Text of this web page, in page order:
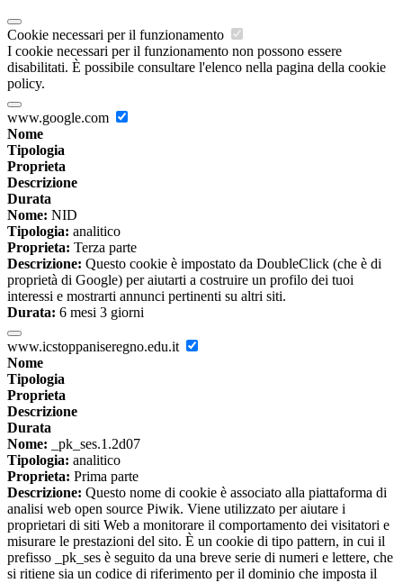
Cookie necessari per il funzionamento
I cookie necessari per il funzionamento non possono essere
disabilitati. È possibile consultare l'elenco nella pagina della cookie
policy.
www.google.com
Nome
Tipologia
Proprieta
Descrizione
Durata
Nome: NID
Tipologia: analitico
Proprieta: Terza parte
Descrizione: Questo cookie è impostato da DoubleClick (che è di
proprietà di Google) per aiutarti a costruire un profilo dei tuoi
interessi e mostrarti annunci pertinenti su altri siti.
Durata: 6 mesi 3 giorni
www.icstoppaniseregno.edu.it
Nome
Tipologia
Proprieta
Descrizione
Durata
Nome: _pk_ses.1.2d07
Tipologia: analitico
Proprieta: Prima parte
Descrizione: Questo nome di cookie è associato alla piattaforma di
analisi web open source Piwik. Viene utilizzato per aiutare i
proprietari di siti Web a monitorare il comportamento dei visitatori e
misurare le prestazioni del sito. È un cookie di tipo pattern, in cui il
prefisso _pk_ses è seguito da una breve serie di numeri e lettere, che
si ritiene sia un codice di riferimento per il dominio che imposta il